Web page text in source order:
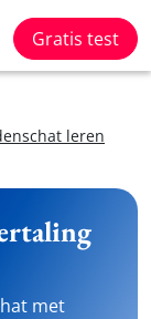
Gratis test
leren
met